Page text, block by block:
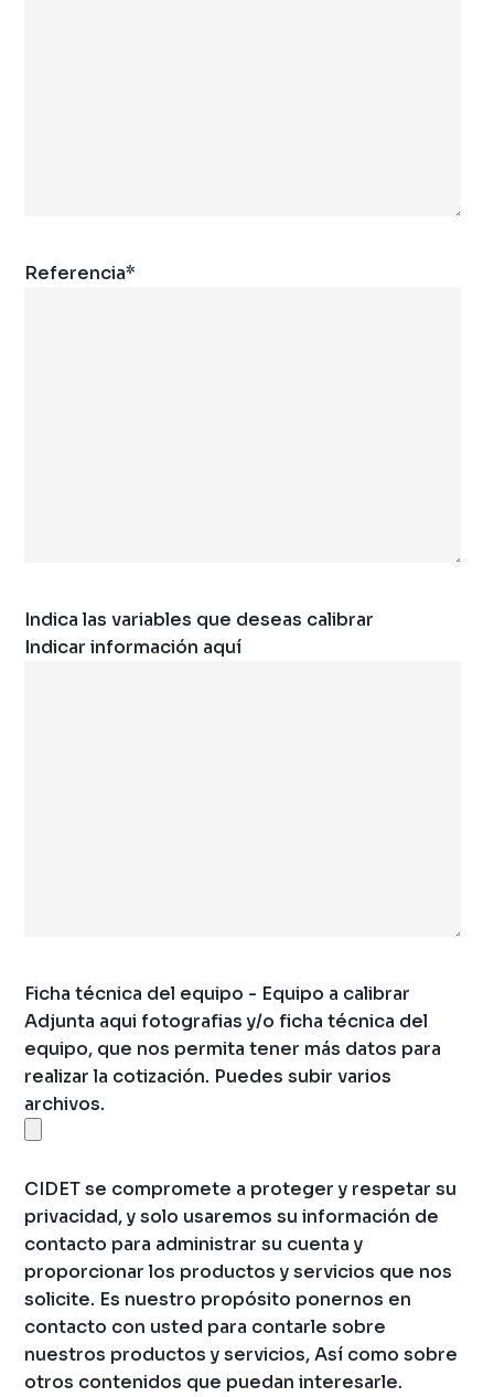
Referencia*
Indica las variables que deseas calibrar
Indicar información aquí
Ficha técnica del equipo - Equipo a calibrar
Adjunta aqui fotografias y/o ficha técnica del
equipo, que nos permita tener más datos para
realizar la cotización. Puedes subir varios
archivos.
CIDET se compromete a proteger y respetar su
privacidad, y solo usaremos su información de
contacto para administrar su cuenta y
proporcionar los productos y servicios que nos
solicite. Es nuestro propósito ponernos en
contacto con usted para contarle sobre
nuestros productos y servicios, Así como sobre
otros contenidos que puedan interesarle.